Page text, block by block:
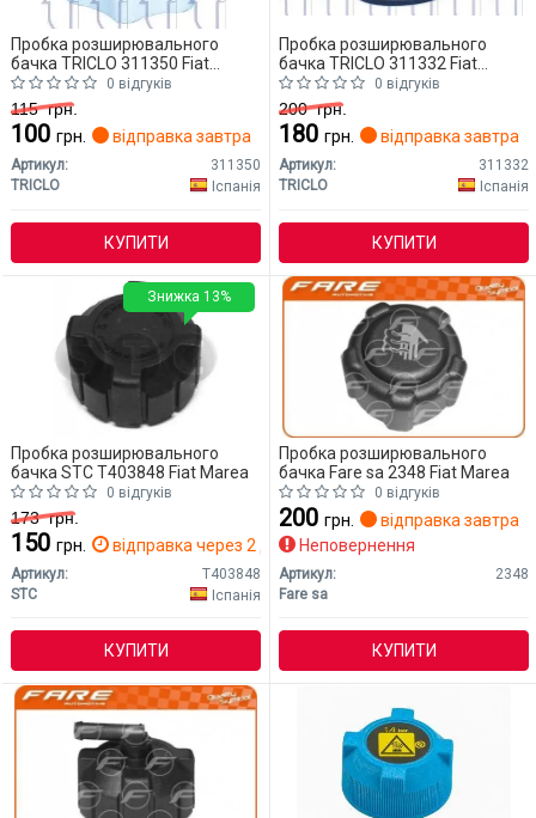
Пробка розширювального
бачка TRICLO 311350 Fiat
Marea
0 відгуків
115грн.
100 грн. відправка завтра
Артикул:
311350
TRICLO
Іспанія
КУПИТИ
Пробка розширювального
бачка TRICLO 311332 Fiat
Marea
0 відгуків
200грн.
180 грн. відправка завтра
Артикул:
311332
TRICLO
Іспанія
КУПИТИ
Пробка розширювального
бачка STC T403848 Fiat Marea
0 відгуків
173грн.
150 грн. відправка через 2 дн.
Артикул:
T403848
STC
Іспанія
КУПИТИ
Знижка 13%
Пробка розширювального
бачка Fare sa 2348 Fiat Marea
0 відгуків
200 грн.
відправка завтра
Неповернення
Артикул:
2348
Fare sa
КУПИТИ